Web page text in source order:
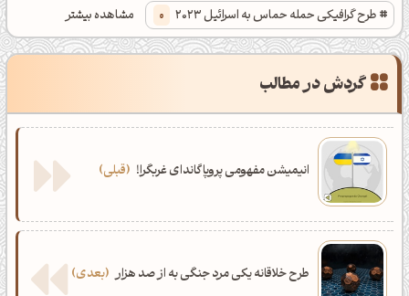
طرح گرافیکی حمله حماس به اسرائیل 2023
0
مشاهده بیشتر
فاجعه در اسرائیل 0 جنگ داخلی در اسرائیل 0
تایپوگرافی انگلیسی 0
هولوکاست در غزه 0
گردش در مطالب
انیمیشن مفهومی پروپاگاندای غربگرا! قبلی
طرح خلاقانه یکی مرد جنگی به از صد هزار بعدی